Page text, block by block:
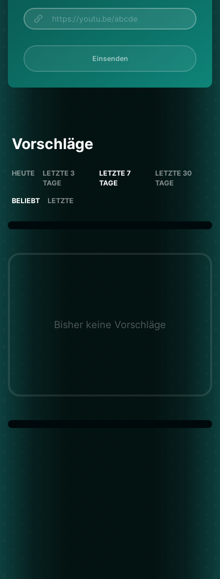
Einsenden
Vorschläge
HEUTE
LETZTE 3
TAGE
LETZTE 7
TAGE
LETZTE 30
TAGE
BELIEBT LETZTE
Bisher keine Vorschläge